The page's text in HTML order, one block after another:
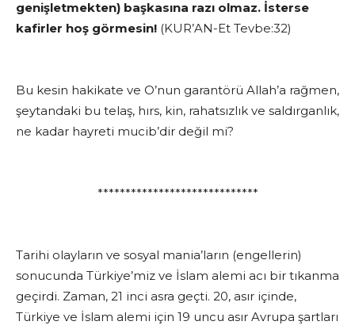
genişletmekten) başkasına razı olmaz. İsterse
kafirler hoş görmesin! (KUR’AN-Et Tevbe:32)
Bu kesin hakikate ve O’nun garantörü Allah’a rağmen,
şeytandaki bu telaş, hırs, kin, rahatsızlık ve saldırganlık,
ne kadar hayreti mucib’dir değil mi?
*****************************
Tarihi olayların ve sosyal mania’ların (engellerin)
sonucunda Türkiye’miz ve İslam alemi acı bir tıkanma
geçirdi. Zaman, 21 inci asra geçti. 20, asır içinde,
Türkiye ve İslam alemi için 19 uncu asır Avrupa şartları